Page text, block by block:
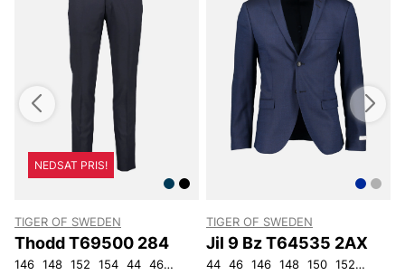
NEDSAT PRIS!
TIGER OF SWEDEN
Thodd T69500 284
146 148 152 154 44 46 48 50 52 54 56 92 104
TIGER OF SWEDEN
Jil 9 Bz T64535 2AX
44 46 146 148 150 152 92